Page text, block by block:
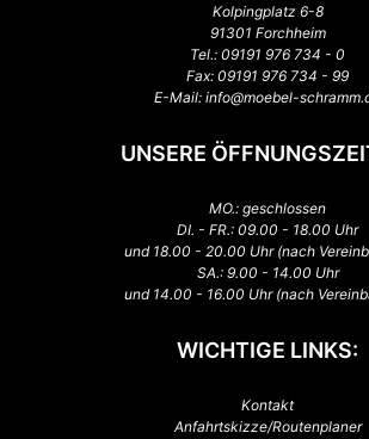
Kolpingplatz 6-8
91301 Forchheim
Tel.: 09191 976 734 - 0
Fax: 09191 976 734 - 99
E-Mail: info@moebel-
UNSERE
MO.: geschlossen
DI. - FR.: 09.00 - 18.00 Uhr
und 18.00 - 20.00 Uhr (nach
SA.: 9.00 - 14.00 Uhr
und 14.00 - 16.00 Uhr (nach
WICHTIGE LINKS:
Kontakt
Anfahrtskizze/Routenplaner